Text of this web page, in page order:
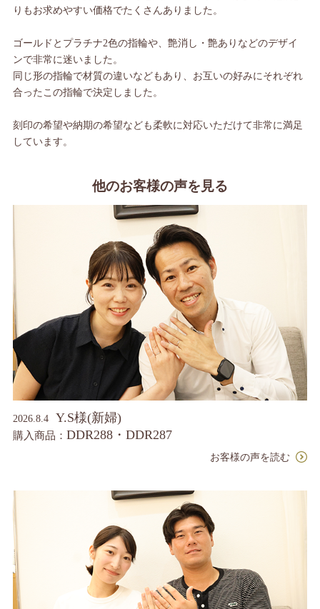
りもお求めやすい価格でたくさんありました。
ゴールドとプラチナ2色の指輪や、艶消し・艶ありなどのデザイ
ンで非常に迷いました。
同じ形の指輪で材質の違いなどもあり、お互いの好みにそれぞれ
合ったこの指輪で決定しました。
刻印の希望や納期の希望なども柔軟に対応いただけて非常に満足
しています。
他のお客様の声を見る
2026.8.4 Y.S様(新婦)
購入商品： DDR288・DDR287
お客様の声を読む